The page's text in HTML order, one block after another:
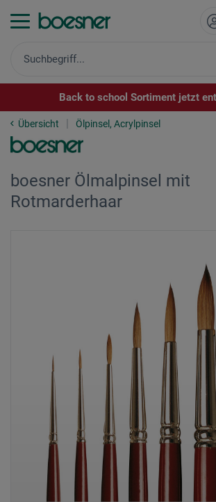
Back to school Sortiment jetzt
Übersicht Ölpinsel, Acrylpinsel
boesner Ölmalpinsel mit
Rotmarderhaar